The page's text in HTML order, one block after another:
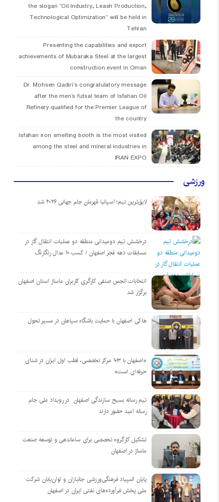
the slogan “Oil Industry, Leash Production,
Technological Optimization” will be held in
Tehran
Presenting the capabilities and export
achievements of Mubaraka Steel at the largest
construction event in Oman
Dr. Mohsen Qadiri’s congratulatory message
after the men’s futsal team of Isfahan Oil
Refinery qualified for the Premier League of
the country
Isfahan iron smelting booth is the most visited
among the steel and mineral industries in
IRAN EXPO
ورزشی
لایق‌ترین تیم؛ اسپانیا قهرمان جام جهانی ۲۰۲۶ شد
درخشش تیم دومیدانی منطقه دو عملیات انتقال گاز در
مسابقات دهه فجر اصفهان / کسب ۱۰ مدال رنگارنگ
انتخابات انجمن صنفی کارگری کاربران ماساژ استان اصفهان
برگزار شد
هاکی اصفهان با حمایت باشگاه سپاهان در مسیر تحول
«اصفهان با ۱۰۳ مرکز تخصصی، قطب اول ایران در شنای
حرفه‌ای است»
تیم رسانه بسیج سازندگی اصفهان در رویداد ملی جام
رسانه امید حضور دارند
تشکیل کارگروه تخصصی برای ساماندهی و توسعه صنعت
ماساژ در اصفهان
پایان المپیاد فرهنگی‌ورزشی جانبازان و توان‌یابان شرکت
ملی پخش فرآورده‌های نفتی ایران در اصفهان